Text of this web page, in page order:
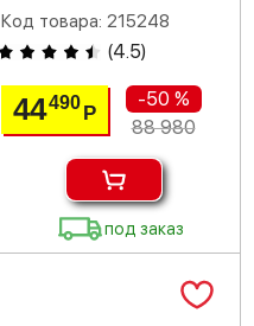
Код товара: 215248
(4.5)
44490 Р
-50 %
88 980
под заказ